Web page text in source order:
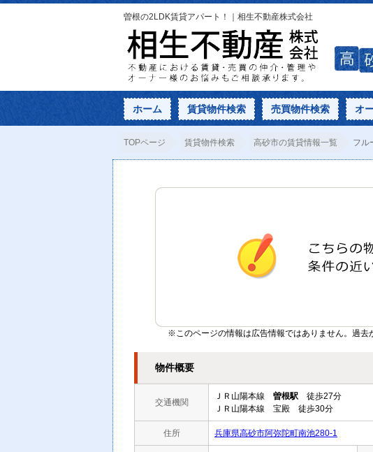
曽根の2LDK賃貸アパート！｜相生不動産株式会社
ホーム 賃貸物件検索 売買物件検索 オ
TOPページ 賃貸物件検索 高砂市の賃貸情報一覧 フル
※このページの情報は広告情報ではありません。過去
物件概要
交通機関
ＪＲ山陽本線 曽根駅 徒歩27分
ＪＲ山陽本線 宝殿 徒歩30分
住所 兵庫県高砂市阿弥陀町南池280-1